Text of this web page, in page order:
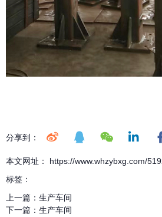
分享到：
本文网址： https://www.whzybxg.com/
标签：
上一篇： 生产车间
下一篇： 生产车间